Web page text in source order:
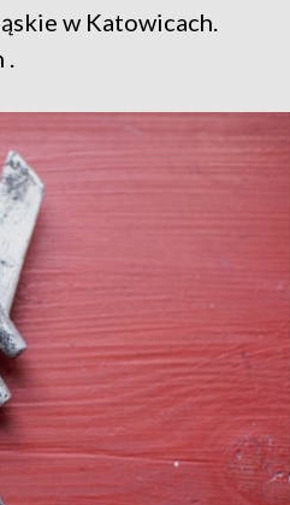
w Katowicach.
.